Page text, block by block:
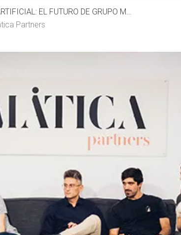
INTELIGENCIA ARTIFICIAL: EL FUTURO DE GRUPO MÁTICA PARTNERS
Partners